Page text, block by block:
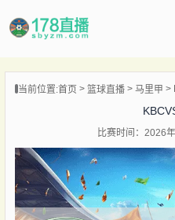
当前位置:首页 篮球直播 马里甲
比赛时间：2026